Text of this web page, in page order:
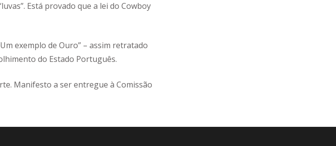
Está provado que a lei do Cowboy
exemplo de Ouro” – assim retratado
do Estado Português.
Manifesto a ser entregue à Comissão